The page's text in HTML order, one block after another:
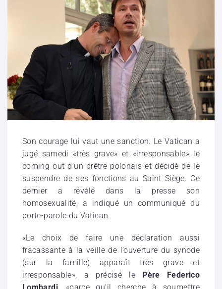
Son courage lui vaut une sanction. Le Vatican a
jugé samedi «très grave» et «irresponsable» le
coming out d’un prêtre polonais et décidé de le
suspendre de ses fonctions au Saint Siège. Ce
dernier a révélé dans la presse son
homosexualité, a indiqué un communiqué du
porte-parole du Vatican.
«Le choix de faire une déclaration aussi
fracassante à la veille de l’ouverture du synode
(sur la famille) apparaît très grave et
irresponsable», a précisé le Père Federico